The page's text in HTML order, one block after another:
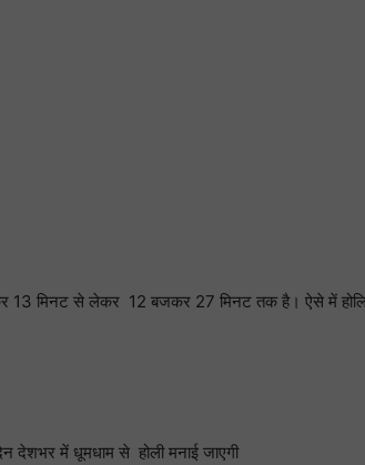
13 मिनट से लेकर 12 बजकर 27 मिनट तक है। ऐसे में
है। इस दिन देशभर में धूमधाम से होली मनाई जाएगी